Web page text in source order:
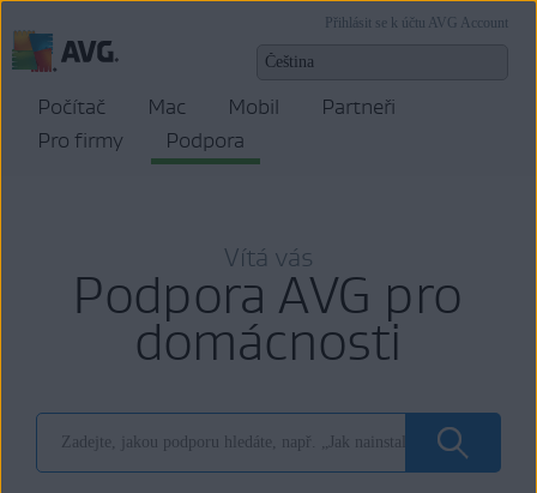
Přihlásit se k účtu AVG Account
Počítač Mac Mobil
Partneři
Pro firmy
Podpora
Vítá vás
Podpora AVG pro
domácnosti